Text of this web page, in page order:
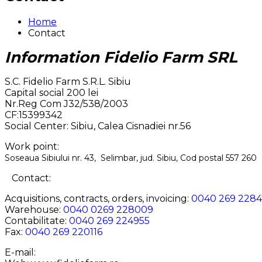
Home
Contact
Information Fidelio Farm SRL
S.C. Fidelio Farm S.R.L. Sibiu
Capital social 200 lei
Nr.Reg Com J32/538/2003
CF:15399342
Social Center: Sibiu, Calea Cisnadiei nr.56
Work point:
Soseaua Sibiului nr. 43, Selimbar, jud. Sibiu, Cod postal 557 260
Contact:
Acquisitions, contracts, orders, invoicing: 0040 269
Warehouse: 0040 0269 228009
Contabilitate: 0040 269 224955
Fax: 0040 269 220116
E-mail: